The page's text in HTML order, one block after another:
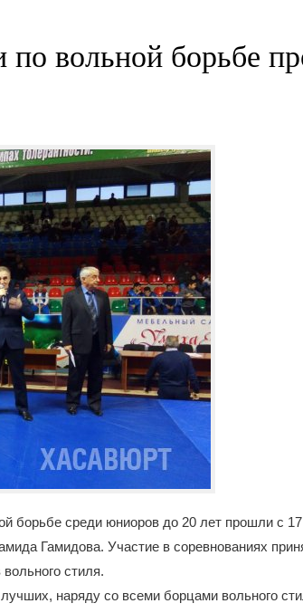
по вольной борьбе
борьбе среди юниоров до 20 лет прошли с
Гамидова. Участие в соревнованиях
стиля.
наряду со всеми борцами вольного